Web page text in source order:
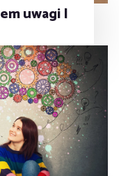
uwagi |